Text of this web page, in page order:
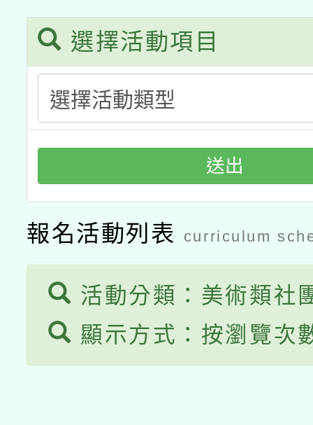
動」
開 智慧啟航」
選擇活動項目
送出
報名活動列表 curriculum
活動分類：美術類社
顯示方式：按瀏覽次